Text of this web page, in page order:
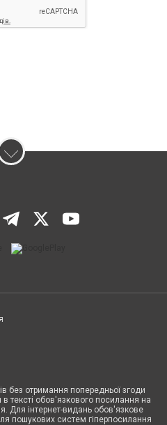
без отримання попередньої згоди
тексті обов'язкового посилання на
Для інтернет-видань обов'язкове
пошукових систем гіперпосилання